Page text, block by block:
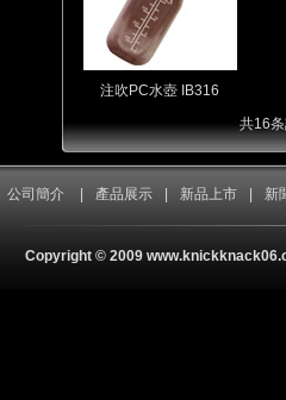
注吹PC水壺 IB316
共16
公司簡介 產品展示 新品上市 新
Copyright © 2009